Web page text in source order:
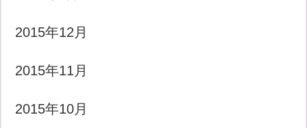
2015年12月
2015年11月
2015年10月